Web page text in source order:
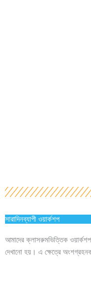
সারাদিনব্যাপী ওয়ার্কশপ
আমাদের ক্লাসরুমভিত্তিক ওয়ার্কশপ
দেখানো হয়। এ ক্ষেত্রে